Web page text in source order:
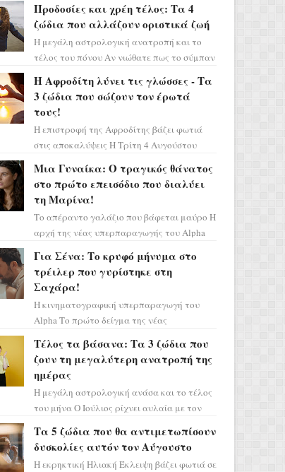
πρέπει τώρα να προετοιμαστο...
Προδοσίες και χρέη τέλος: Τα 4
ζώδια που αλλάζουν οριστικά ζωή
Η μεγάλη αστρολογική ανατροπή και το
τέλος του πόνου Αν νιώθατε πως το σύμπαν
πάρετε μια βαθιά α...
Η Αφροδίτη λύνει τις γλώσσες - Τα
3 ζώδια που σώζουν τον έρωτά
τους!
Η επιστροφή της Αφροδίτης βάζει φωτιά
στις αποκαλύψεις Η Τρίτη 4 Αυγούστου
ορόσημο, καθώς η Αφροδίτη πρ...
Μια Γυναίκα: Ο τραγικός θάνατος
στο πρώτο επεισόδιο που διαλύει
τη Μαρίνα!
Το απέραντο γαλάζιο που βάφεται μαύρο Η
αρχή της νέας υπερπαραγωγής του Alpha
πλημμυρισμένο από...
Για Σένα: Το κρυφό μήνυμα στο
τρέιλερ που γυρίστηκε στη
Σαχάρα!
Η κινηματογραφική υπερπαραγωγή του
Alpha Το πρώτο δείγμα της νέας
η αισθητική του ξεπερνά κάθε π...
Τέλος τα βάσανα: Τα 3 ζώδια που
ζουν τη μεγαλύτερη ανατροπή της
ημέρας
Η μεγάλη αστρολογική ανάσα και το τέλος
του μήνα Ο Ιούλιος ρίχνει αυλαία με τον
περνάει στο ζώδιο τω...
Τα 5 ζώδια που θα αντιμετωπίσουν
δυσκολίες αυτόν τον Αύγουστο
Η εκρηκτική Ηλιακή Έκλειψη βάζει φωτιά σε